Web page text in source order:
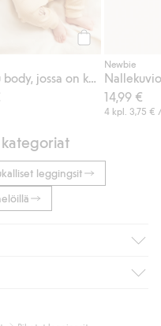
Newbie
14,99 €
4 kpl. 3,75 €
kategoriat
leggingsit
ilmaisen toimituksen